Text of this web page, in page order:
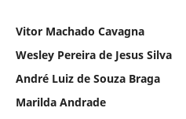
Vitor Machado Cavagna
Wesley Pereira de Jesus Silva
André Luiz de Souza Braga
Marilda Andrade